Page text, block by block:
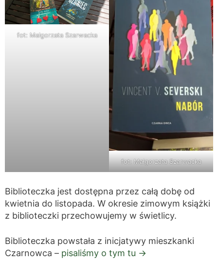
fot: Małgorzata Szarwacka
fot: Małgorzata Szarwacka
Biblioteczka jest dostępna przez całą dobę od
kwietnia do listopada. W okresie zimowym książki
z biblioteczki przechowujemy w świetlicy.
Biblioteczka powstała z inicjatywy mieszkanki
Czarnowca – pisaliśmy o tym tu ->